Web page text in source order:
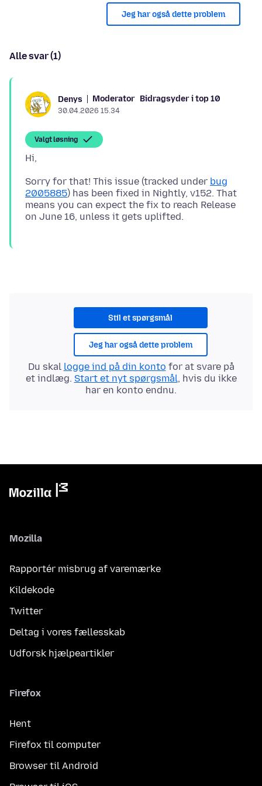
Jeg har også dette problem
Alle svar (1)
Denys Moderator Bidragsyder i top 10
30.04.2026 15.34
Valgt løsning
Sorry for that! This issue (tracked under bug
2005885) has been fixed in Nightly, v152. That
means you can expect the fix to reach Release
Stil et spørgsmål
Jeg har også dette problem
Du skal logge ind på din konto for at svare på
et indlæg. Start et nyt spørgsmål, hvis du ikke
har en konto endnu.
Mozilla
Rapportér misbrug af varemærke
Kildekode
Twitter
Deltag i vores fællesskab
Udforsk hjælpeartikler
Firefox
Hent
Firefox til computer
Browser til Android